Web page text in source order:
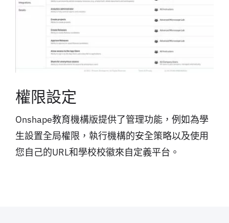
權限設定
Onshape教育機構版提供了管理功能，例如為學
生設置全局權限，執行機構的安全策略以及使用
您自己的URL和學校校徽來自定義平台。